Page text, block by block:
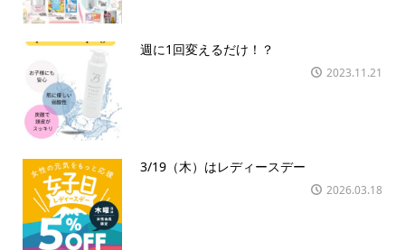
週に1回変えるだけ！？
2023.11.21
3/19（木）はレディースデー
2026.03.18